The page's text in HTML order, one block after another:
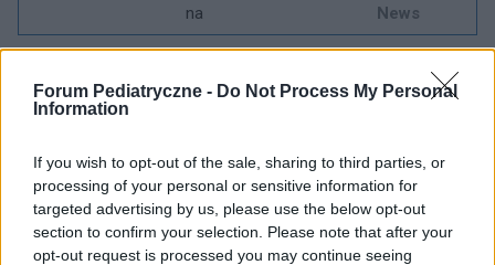
Forum Pediatryczne - Do Not Process My Personal
Information
If you wish to opt-out of the sale, sharing to third parties, or
processing of your personal or sensitive information for
targeted advertising by us, please use the below opt-out
section to confirm your selection. Please note that after your
opt-out request is processed you may continue seeing
na
News
Tematy Ból głowy u dziecka
Zobacz także w języku english español français
deutsch